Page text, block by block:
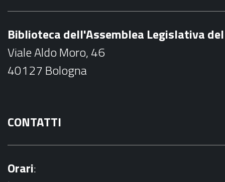
e
k
Biblioteca dell'Assemblea Legislativa
Viale Aldo Moro, 46
40127 Bologna
CONTATTI
Orari: